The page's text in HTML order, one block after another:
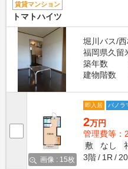
賃貸マンション
トマトハイツ
堀川バス/
福岡県久留
築年数
建物階数
画像 : 15枚
即入居 パノラ
2万円
管理費等：
敷
なし
3階
1R